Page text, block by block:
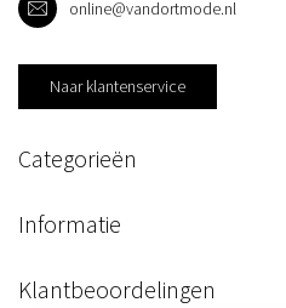
online@vandortmode.nl
Naar klantenservice
Categorieën
Informatie
Klantbeoordelingen